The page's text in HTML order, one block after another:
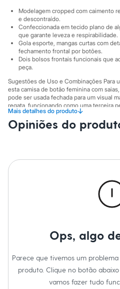
Moda esportiva
Acessórios
Blusas
Calçados
Leggings
Shorts e Bermudas
Tops
Moda íntima
Calcinhas
Cintas e Modeladores
Meias
Pijamas
Sutiãs e Tops
Moda praia
Biquínis
Personagens
Plus size
Dia dos Pais
Inverno
Modelagem cropped com caimento
e descontraído.
Confeccionada em tecido plano de
que garante leveza e respirabilidade.
Gola esporte, mangas curtas com
fechamento frontal por botões.
Dois bolsos frontais funcionais que
peça.
Sugestões de Uso e Combinações Para
esta camisa de botão feminina com
pode ser usada fechada para um visual
regata, funcionando como uma terceira
no fim de semana, um encontro com
informal.
Mais detalhes do produto↓
100% algodão
: Camisa
Cuidados com a peca:
Temperatura até 40ºC.
Não alvejar.
Opiniões do
Ops, algo
Parece que tivemos um
produto. Clique no botão
vamos fazer tudo